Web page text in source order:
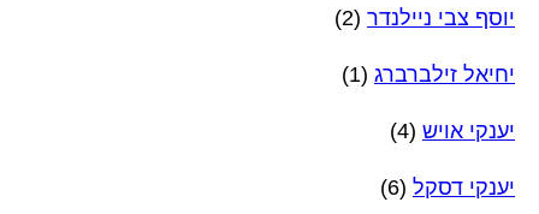
יוסף צבי ניילנדר (2)
יחיאל זילברברג (1)
יענקי אויש (4)
יענקי דסקל (6)